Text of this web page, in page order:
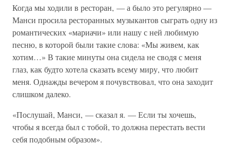
Когда мы ходили в ресторан, — а было это регулярно —
Манси просила ресторанных музыкантов сыграть одну из
романтических «мариачи» или нашу с ней любимую
песню, в которой были такие слова: «Мы живем, как
хотим…» В такие минуты она сидела не сводя с меня
глаз, как будто хотела сказать всему миру, что любит
меня. Однажды вечером я почувствовал, что она заходит
слишком далеко.
«Послушай, Манси, — сказал я. — Если ты хочешь,
чтобы я всегда был с тобой, то должна перестать вести
себя подобным образом».